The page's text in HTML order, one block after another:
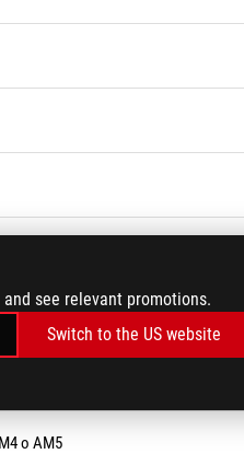
see relevant promotions.
Switch to the US website
o AM5